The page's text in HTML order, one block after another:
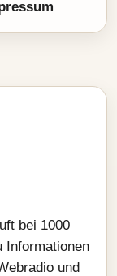
bei 1000
Informationen
und